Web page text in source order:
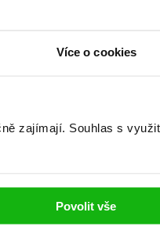
Více o cookies
zajímají. Souhlas s
Povolit vše